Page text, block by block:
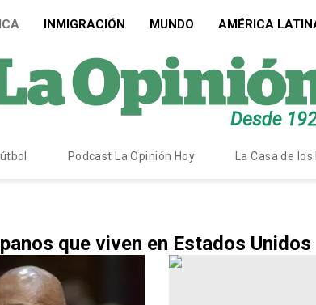
INMIGRACIÓN MUNDO AMÉRICA
Podcast La Opinión Hoy La Casa de
que viven en Estados Unidos